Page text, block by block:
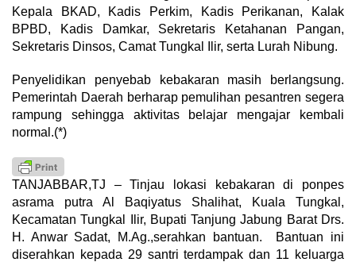
Kepala BKAD, Kadis Perkim, Kadis Perikanan, Kalak
BPBD, Kadis Damkar, Sekretaris Ketahanan Pangan,
Sekretaris Dinsos, Camat Tungkal Ilir, serta Lurah Nibung.
Penyelidikan penyebab kebakaran masih berlangsung.
Pemerintah Daerah berharap pemulihan pesantren segera
rampung sehingga aktivitas belajar mengajar kembali
normal.(*)
TANJABBAR,TJ – Tinjau lokasi kebakaran di ponpes
asrama putra Al Baqiyatus Shalihat, Kuala Tungkal,
Kecamatan Tungkal Ilir, Bupati Tanjung Jabung Barat Drs.
H. Anwar Sadat, M.Ag.,serahkan bantuan. Bantuan ini
diserahkan kepada 29 santri terdampak dan 11 keluarga